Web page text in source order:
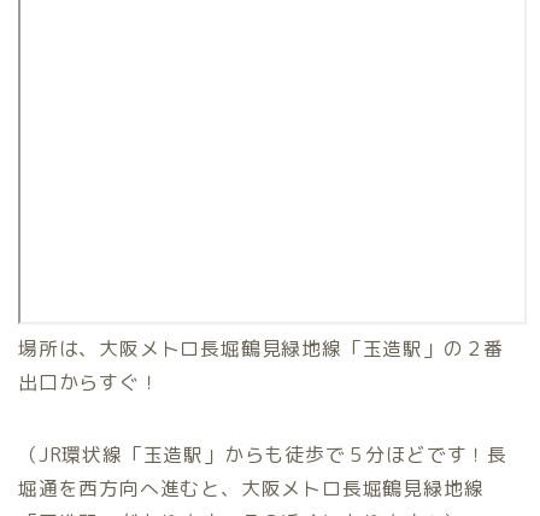
場所は、大阪メトロ長堀鶴見緑地線「玉造駅」の２番
出口からすぐ！
（JR環状線「玉造駅」からも徒歩で５分ほどです！長
堀通を西方向へ進むと、大阪メトロ長堀鶴見緑地線